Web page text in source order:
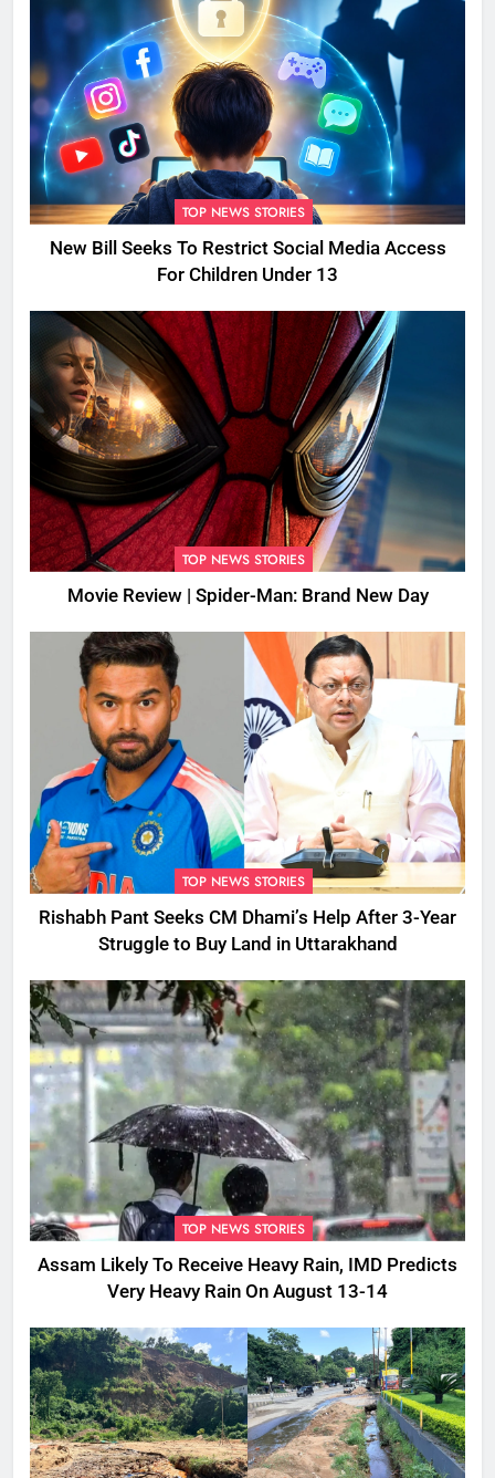
TOP NEWS STORIES
New Bill Seeks To Restrict Social Media Access
For Children Under 13
TOP NEWS STORIES
Movie Review | Spider-Man: Brand New Day
TOP NEWS STORIES
Rishabh Pant Seeks CM Dhami’s Help After 3-Year
Struggle to Buy Land in Uttarakhand
TOP NEWS STORIES
Assam Likely To Receive Heavy Rain, IMD Predicts
Very Heavy Rain On August 13-14